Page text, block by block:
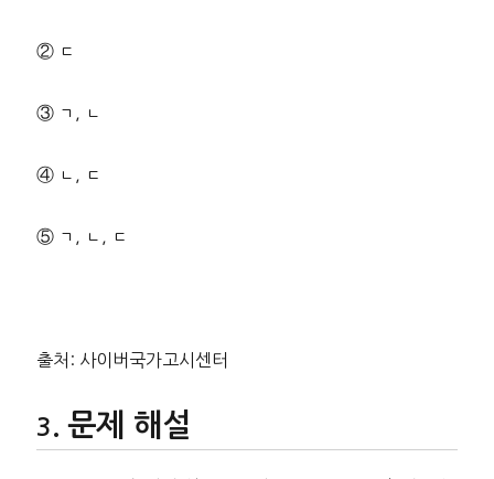
② ㄷ
③ ㄱ, ㄴ
④ ㄴ, ㄷ
⑤ ㄱ, ㄴ, ㄷ
출처: 사이버국가고시센터
문제 해설